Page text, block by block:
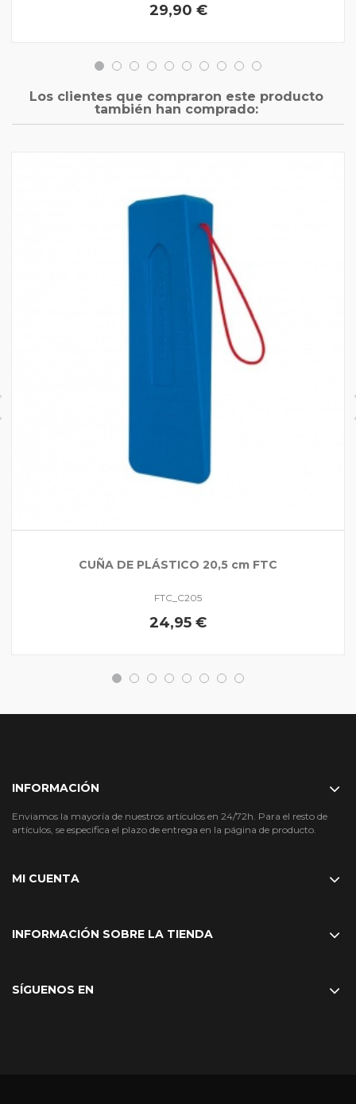
29,90 €
Los clientes que compraron este producto
también han comprado:
CUÑA DE PLÁSTICO 20,5 cm FTC
FTC_C205
24,95 €
INFORMACIÓN
Enviamos la mayoría de nuestros artículos en 24/72h. Para el resto de
artículos, se especifica el plazo de entrega en la página de producto.
MI CUENTA
INFORMACIÓN SOBRE LA TIENDA
SÍGUENOS EN